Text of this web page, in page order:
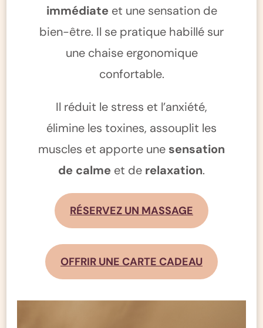
immédiate et une sensation de
bien-être. Il se pratique habillé sur
une chaise ergonomique
confortable.
Il réduit le stress et l’anxiété,
élimine les toxines, assouplit les
muscles et apporte une sensation
de calme et de relaxation.
RÉSERVEZ UN MASSAGE
OFFRIR UNE CARTE CADEAU